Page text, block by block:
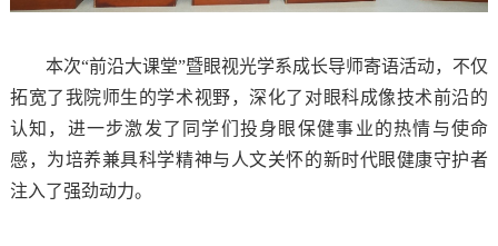
本次“前沿大课堂”暨眼视光学系成长导师寄语活动，不仅
拓宽了我院师生的学术视野，深化了对眼科成像技术前沿的
认知，进一步激发了同学们投身眼保健事业的热情与使命
感，为培养兼具科学精神与人文关怀的新时代眼健康守护者
注入了强劲动力。